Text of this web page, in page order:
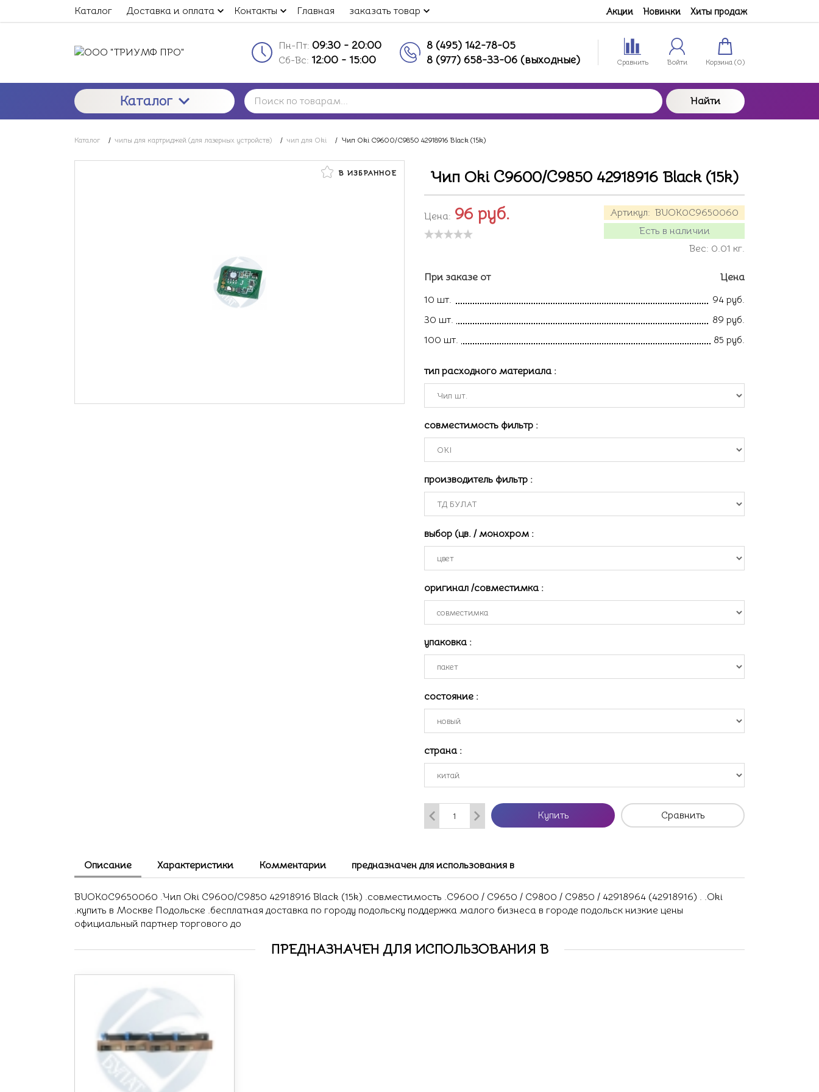
Каталог Доставка и оплата Контакты Главная заказать товар Акции Новинки Хиты продаж
Пн-Пт: 09:30 - 20:00
Сб-Вс: 12:00 - 15:00
8 (495) 142-78-05
8 (977) 658-33-06 (выходные)
Сравнить Войти Корзина (0)
Каталог Найти
Каталог / чипы для картриджей (для лазерных устройств) / чип для Oki / Чип Oki C9600/C9850 42918916 Black (15k)
В ИЗБРАННОЕ Чип Oki C9600/C9850 42918916 Black (15k)
Артикул: BUOK0C9650060
Есть в наличии
Вес: 0.01 кг.
Цена: 96 руб.
При заказе от
Цена
10 шт.
94 руб.
30 шт.
89 руб.
100 шт.
85 руб.
тип расходного материала :
совместимость фильтр :
производитель фильтр :
выбор (цв. / монохром :
оригинал /совместимка :
упаковка :
состояние :
страна :
Купить Сравнить
Описание Характеристики Комментарии предназначен для использования в
BUOK0C9650060 .Чип Oki C9600/C9850 42918916 Black (15k) .совместимость .C9600 / C9650 / C9800 / C9850 / 42918964 (42918916) . .Oki
.купить в Москве Подольске .бесплатная доставка по городу подольску поддержка малого бизнеса в городе подольск низкие цены
официальный партнер торгового до
ПРЕДНАЗНАЧЕН ДЛЯ ИСПОЛЬЗОВАНИЯ В